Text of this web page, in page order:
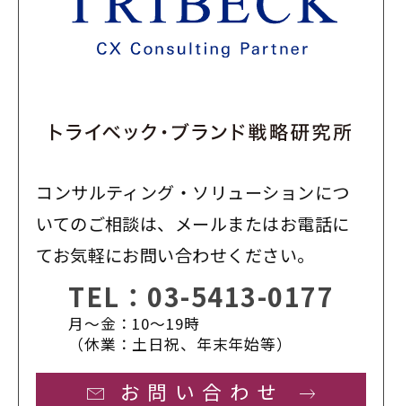
コンサルティング・ソリューションにつ
いてのご相談は、メールまたはお電話に
てお気軽にお問い合わせください。
TEL： 03-5413-0177
月〜金：10〜19時
（休業：土日祝、年末年始等）
お問い合わせ